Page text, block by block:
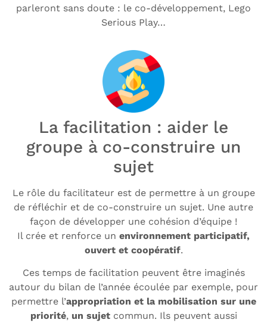
parleront sans doute : le co-développement, Lego
Serious Play…
La facilitation : aider le
groupe à co-construire un
sujet
Le rôle du facilitateur est de permettre à un groupe
de réfléchir et de co-construire un sujet. Une autre
façon de développer une cohésion d’équipe !
Il crée et renforce un environnement participatif,
ouvert et coopératif.
Ces temps de facilitation peuvent être imaginés
autour du bilan de l’année écoulée par exemple, pour
permettre l’appropriation et la mobilisation sur une
priorité, un sujetcommun. Ils peuvent aussi